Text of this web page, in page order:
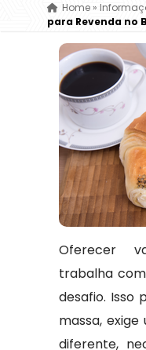
Home»
para Revenda no
Oferecer
trabalha
desafio. Isso
massa,
diferente,